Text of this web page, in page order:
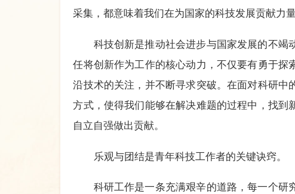
采集，都意味着我们在为国家的科技发展贡献力
科技创新是推动社会进步与国家发展的不
任将创新作为工作的核心动力，不仅要有勇于
沿技术的关注，并不断寻求突破。在面对科研
方式，使得我们能够在解决难题的过程中，找
自立自强做出贡献。
乐观与团结是青年科技工作者的关键诀窍。
科研工作是一条充满艰辛的道路，每一个